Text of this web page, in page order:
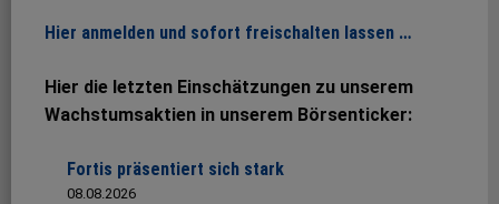
Hier anmelden und sofort freischalten lassen …
Hier die letzten Einschätzungen zu unserem
Wachstumsaktien in unserem Börsenticker:
Fortis präsentiert sich stark
08.08.2026